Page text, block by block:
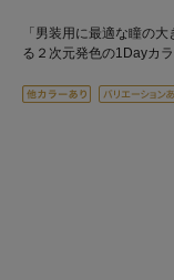
「男装用に最適な瞳の
る２次元発色の1Dayカラ